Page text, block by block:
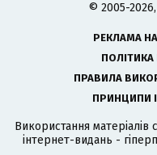
© 2005-
РЕКЛАМА
ПОЛІТИКА
ПРАВИЛА
ПРИНЦИПИ
Використання
інтернет-видань -